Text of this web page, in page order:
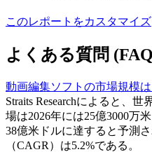
このレポートをカスタマイズ
よくある質問
動画編集ソフトの市場規模
Straits Researchによると、
場は2026年には25億3000万
38億米ドルに達すると予測
（CAGR）は5.2%である。